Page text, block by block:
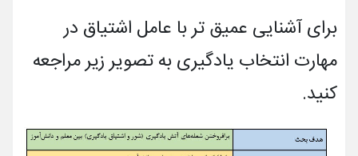
برای آشنایی عمیق تر با عامل اشتیاق در
مهارت انتخاب یادگیری به تصویر زیر مراجعه
کنید.